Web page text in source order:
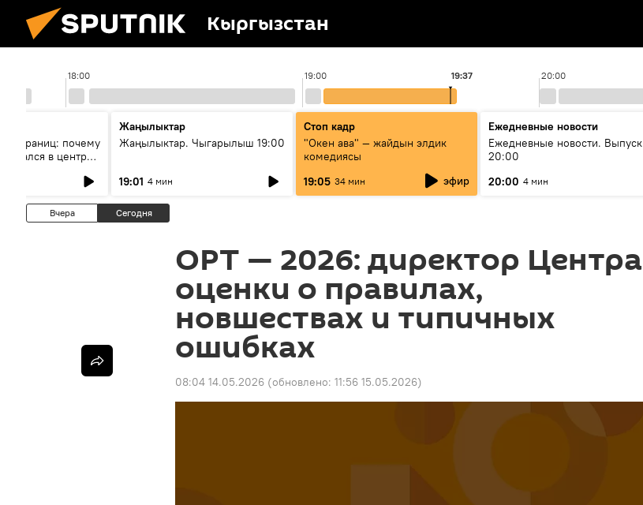
Кыргызстан
18:00 19:00 20:00
19:37
границ: почему
в центре
Жаңылыктар
Жаңылыктар. Чыгарылыш 19:00
19:01 4 мин
Стоп кадр
"Окен ава" — жайдын элдик
комедиясы
19:05 34 мин эфир
Ежедневные новости
Ежедневные новости. Выпуск
20:00
20:00 4 мин
Вчера Сегодня
ОРТ — 2026: директор Центра
оценки о правилах,
новшествах и типичных
ошибках
08:04 14.05.2026 (обновлено: 11:56 15.05.2026)